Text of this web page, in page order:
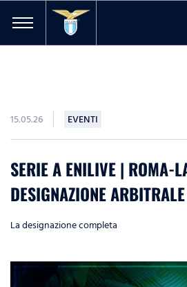
15.05.26 EVENTI
SERIE A ENILIVE | ROMA-
DESIGNAZIONE
La designazione completa